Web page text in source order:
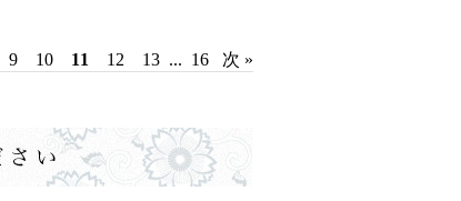
9 10 11 12 13 ... 16 次 »